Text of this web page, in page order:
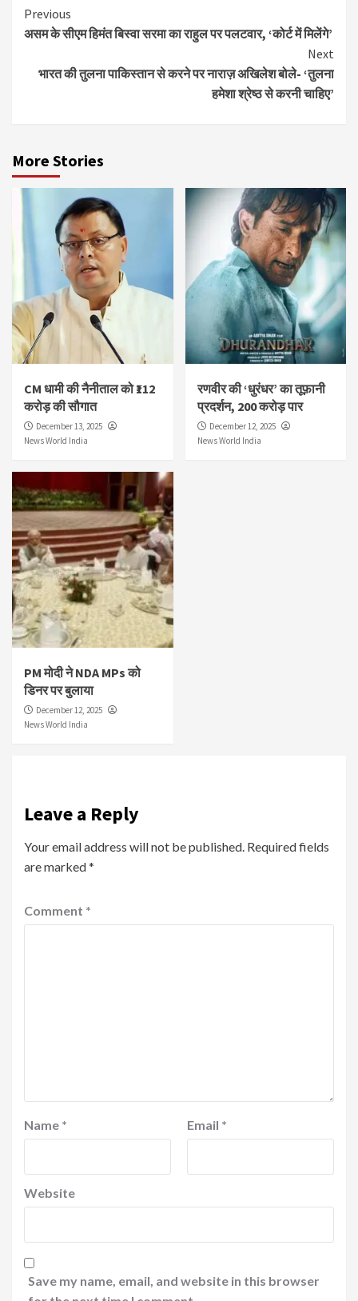
Continue
Reading
Previous
असम के सीएम हिमंत बिस्वा सरमा का राहुल पर पलटवार, ‘कोर्ट में मिलेंगे’
Next
भारत की तुलना पाकिस्तान से करने पर नाराज़ अखिलेश बोले- ‘तुलना
हमेशा श्रेष्ठ से करनी चाहिए’
More Stories
CM धामी की नैनीताल को ₹112
करोड़ की सौगात
December 13, 2025
News World India
रणवीर की ‘धुरंधर’ का तूफ़ानी
प्रदर्शन, 200 करोड़ पार
December 12, 2025
News World India
PM मोदी ने NDA MPs को
डिनर पर बुलाया
December 12, 2025
News World India
Leave a Reply
Your email address will not be published. Required fields
are marked*
Comment *
Name * Email *
Website
Save my name, email, and website in this browser